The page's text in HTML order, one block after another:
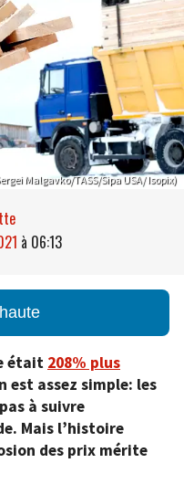
Malgavko/TASS/Sipa USA/ Isopix)
à 06:13
était 208% plus
est assez simple: les
à suivre
Mais l’histoire
des prix mérite